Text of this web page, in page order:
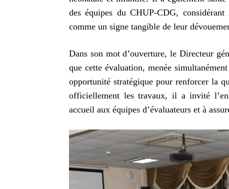
des équipes du CHUP-CDG,
comme un signe tangible de leur
Dans son mot d’ouverture, le Directeur
que cette évaluation, menée
opportunité stratégique pour renforcer la
officiellement les travaux, il a invité
accueil aux équipes d’évaluateurs et à